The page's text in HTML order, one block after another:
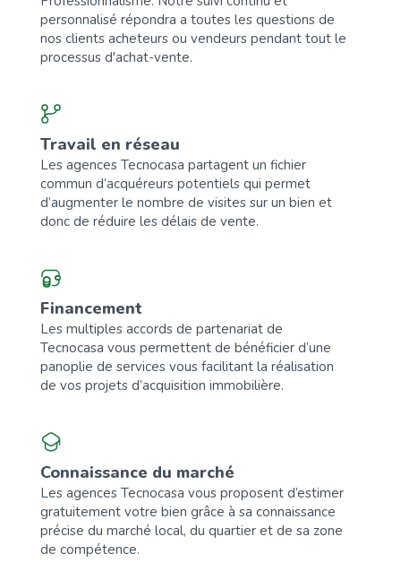
personnalisé répondra a toutes les questions de
nos clients acheteurs ou vendeurs pendant tout le
processus d'achat-vente.
Travail en réseau
Les agences Tecnocasa partagent un fichier
commun d’acquéreurs potentiels qui permet
d’augmenter le nombre de visites sur un bien et
donc de réduire les délais de vente.
Financement
Les multiples accords de partenariat de
Tecnocasa vous permettent de bénéficier d’une
panoplie de services vous facilitant la réalisation
de vos projets d’acquisition immobilière.
Connaissance du marché
Les agences Tecnocasa vous proposent d’estimer
gratuitement votre bien grâce à sa connaissance
précise du marché local, du quartier et de sa zone
de compétence.